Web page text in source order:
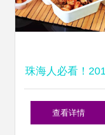
珠海人必看！
食品销售新规全面
查看详情